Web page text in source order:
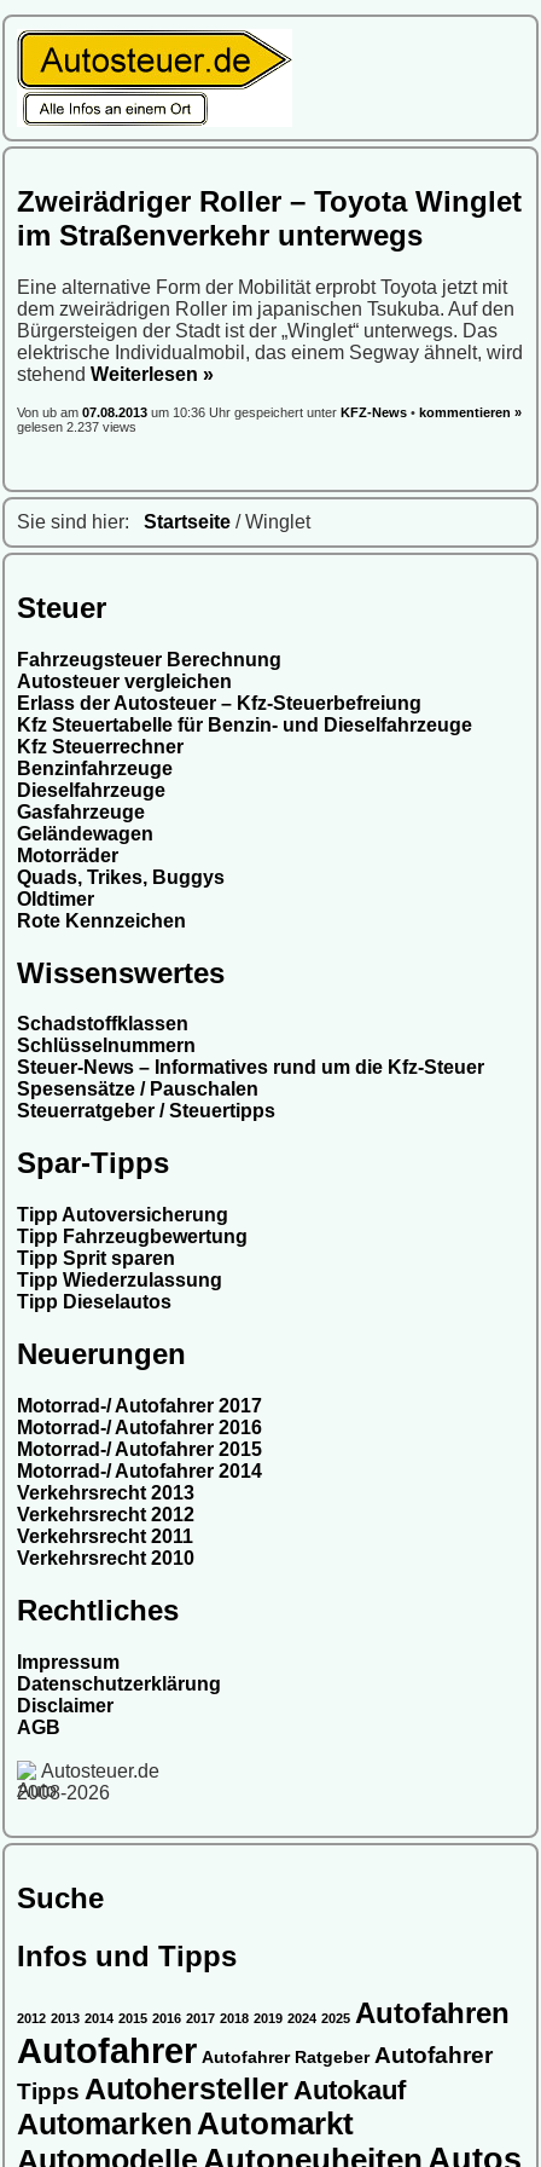
Sie sind hier: Startseite / Winglet
Steuer
Fahrzeugsteuer Berechnung
Autosteuer vergleichen
Erlass der Autosteuer – Kfz-Steuerbefreiung
Kfz Steuertabelle für Benzin- und Dieselfahrzeuge
Kfz Steuerrechner
Benzinfahrzeuge
Dieselfahrzeuge
Gasfahrzeuge
Geländewagen
Motorräder
Quads, Trikes, Buggys
Oldtimer
Rote Kennzeichen
Wissenswertes
Schadstoffklassen
Schlüsselnummern
Steuer-News – Informatives rund um die Kfz-Steuer
Spesensätze / Pauschalen
Steuerratgeber / Steuertipps
Spar-Tipps
Tipp Autoversicherung
Tipp Fahrzeugbewertung
Tipp Sprit sparen
Tipp Wiederzulassung
Tipp Dieselautos
Neuerungen
Motorrad-/ Autofahrer 2017
Motorrad-/ Autofahrer 2016
Motorrad-/ Autofahrer 2015
Motorrad-/ Autofahrer 2014
Verkehrsrecht 2013
Verkehrsrecht 2012
Verkehrsrecht 2011
Verkehrsrecht 2010
Rechtliches
Impressum
Datenschutzerklärung
Disclaimer
AGB
Autosteuer.de
2008-2026
Zweirädriger Roller – Toyota Winglet
im Straßenverkehr unterwegs
Eine alternative Form der Mobilität erprobt Toyota jetzt mit
dem zweirädrigen Roller im japanischen Tsukuba. Auf den
Bürgersteigen der Stadt ist der „Winglet“ unterwegs. Das
elektrische Individualmobil, das einem Segway ähnelt, wird
stehend Weiterlesen »
Von ub am 07.08.2013 um 10:36 Uhr gespeichert unter KFZ-News • kommentieren »
gelesen 2.237 views
Suche
Infos und Tipps
2012 2013 2014 2015 2016 2017 2018 2019 2024 2025 Autofahren
Autofahrer Autofahrer Ratgeber Autofahrer
Tipps Autohersteller Autokauf
Automarken Automarkt
Automodelle Autoneuheiten Autos